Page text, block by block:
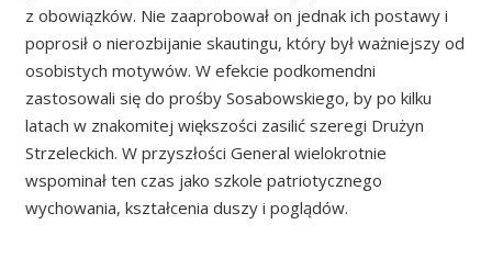
z obowiązków. Nie zaaprobował on jednak ich postawy i
poprosił o nierozbijanie skautingu, który był ważniejszy od
osobistych motywów. W efekcie podkomendni
zastosowali się do prośby Sosabowskiego, by po kilku
latach w znakomitej większości zasilić szeregi Drużyn
Strzeleckich. W przyszłości General wielokrotnie
wspominał ten czas jako szkole patriotycznego
wychowania, kształcenia duszy i poglądów.